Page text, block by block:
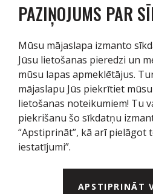
Pakalpojumi
Tehnika
Noliktava
Serviss / Rezerves daļas
Par mums
Par mums
PAZIŅOJUMS PAR
Mūsu mājaslapa izmanto
Jūsu lietošanas pieredzi un
mūsu lapas apmeklētājus.
mājaslapu Jūs piekrītiet
lietošanas noteikumiem! Tu
piekrišanu šo sīkdatņu
“Apstiprināt”, kā arī pielāgot
iestatījumi”.
APSTIPRINĀT